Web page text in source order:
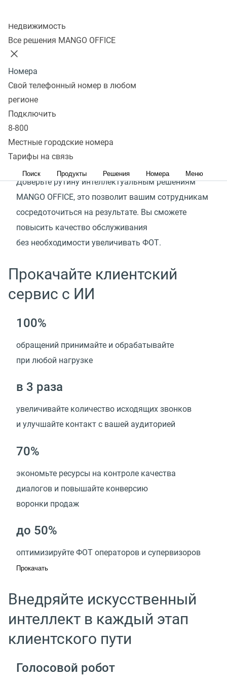
Недвижимость
Все решения MANGO OFFICE
Номера
Свой телефонный номер в любом
регионе
Подключить
8-800
Местные городские номера
Тарифы на связь
Поиск Продукты Решения Номера Меню
97%
рутинных задач в обслуживании клиентов можно
делегировать искусственному интеллекту
В коммуникации компании с клиентами очень
много рутины: повторяющиеся диалоги, ручная
прослушка разговоров, большое количество
исходящих звонков с одинаковым сообщением
ваших сотрудников — самого ценного ресурса
Доверьте рутину интеллектуальным решениям
MANGO OFFICE, это позволит вашим сотрудникам
сосредоточиться на результате. Вы сможете
повысить качество обслуживания
без необходимости увеличивать ФОТ.
Прокачайте клиентский
сервис с ИИ
100%
обращений принимайте и обрабатывайте
при любой нагрузке
в 3 раза
увеличивайте количество исходящих звонков
и улучшайте контакт с вашей аудиторией
70%
экономьте ресурсы на контроле качества
диалогов и повышайте конверсию
воронки продаж
до 50%
оптимизируйте ФОТ операторов и супервизоров
Прокачать
Внедряйте искусственный
интеллект в каждый этап
клиентского пути
Голосовой робот